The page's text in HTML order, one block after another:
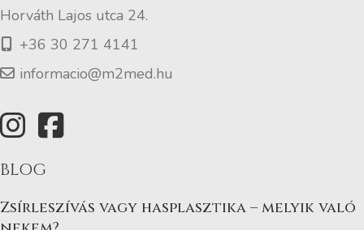
Horváth Lajos utca 24.
+36 30 271 4141
informacio@m2med.hu
BLOG
Zsírleszívás vagy hasplasztika – melyik való